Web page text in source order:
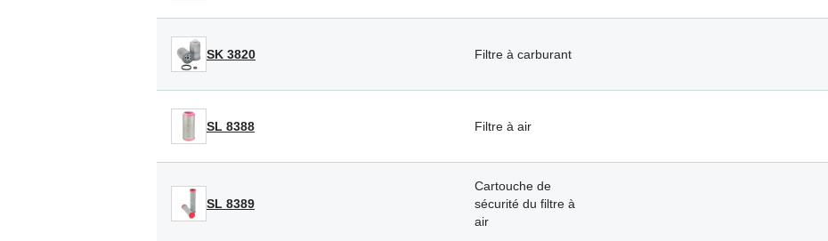
SK 3820 Filtre à carburant
SL 8388 Filtre à air
SL 8389
Cartouche de
sécurité du filtre à
air